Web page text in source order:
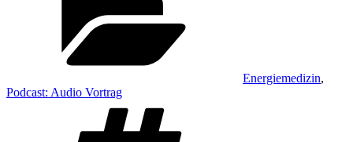
Energiemedizin,
Podcast: Audio Vortrag